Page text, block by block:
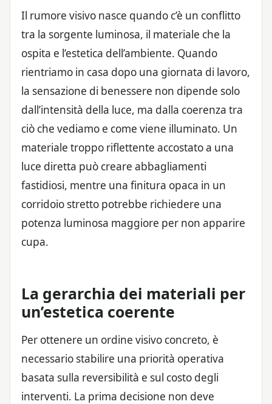
Il rumore visivo nasce quando c’è un conflitto
tra la sorgente luminosa, il materiale che la
ospita e l’estetica dell’ambiente. Quando
rientriamo in casa dopo una giornata di lavoro,
la sensazione di benessere non dipende solo
dall’intensità della luce, ma dalla coerenza tra
ciò che vediamo e come viene illuminato. Un
materiale troppo riflettente accostato a una
luce diretta può creare abbagliamenti
fastidiosi, mentre una finitura opaca in un
corridoio stretto potrebbe richiedere una
potenza luminosa maggiore per non apparire
cupa.
La gerarchia dei materiali per
un’estetica coerente
Per ottenere un ordine visivo concreto, è
necessario stabilire una priorità operativa
basata sulla reversibilità e sul costo degli
interventi. La prima decisione non deve